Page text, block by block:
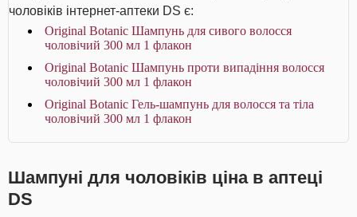
чоловіків інтернет-аптеки DS є:
Original Botanic Шампунь для сивого волосся
чоловічий 300 мл 1 флакон
Original Botanic Шампунь проти випадіння волосся
чоловічий 300 мл 1 флакон
Original Botanic Гель-шампунь для волосся та тіла
чоловічий 300 мл 1 флакон
Шампуні для чоловіків ціна в аптеці
DS